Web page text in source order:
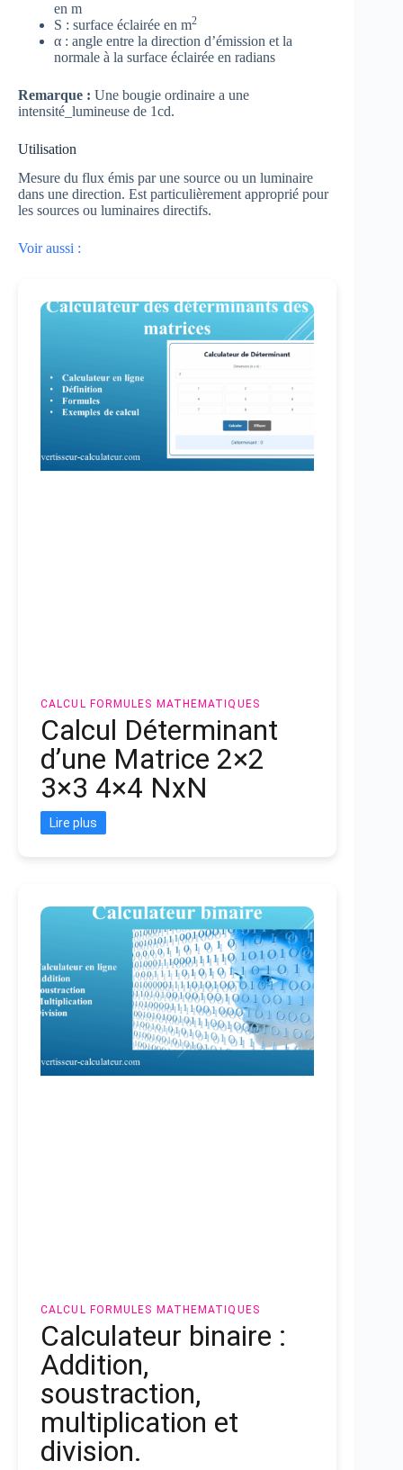
en m
S : surface éclairée en m2
α : angle entre la direction d’émission et la
normale à la surface éclairée en radians
Remarque : Une bougie ordinaire a une
intensité_lumineuse de 1cd.
Utilisation
Mesure du flux émis par une source ou un luminaire
dans une direction. Est particulièrement approprié pour
les sources ou luminaires directifs.
Voir aussi :
CALCUL FORMULES MATHEMATIQUES
Calcul Déterminant
d’une Matrice 2×2
3×3 4×4 NxN
Lire plus
CALCUL FORMULES MATHEMATIQUES
Calculateur binaire :
Addition,
soustraction,
multiplication et
division.